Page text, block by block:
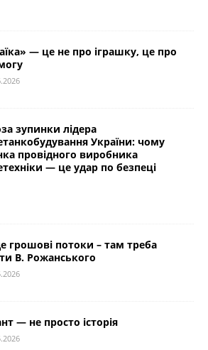
— це не про іграшку, це про
зупинки лідера
України: чому
провідного виробника
— це удар по безпеці
грошові потоки – там треба
В. Рожанського
— не просто історія